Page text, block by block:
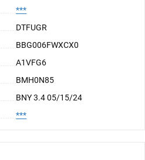
***
DTFUGR
BBG006FWXCX0
A1VFG6
BMH0N85
BNY 3.4 05/15/24
***